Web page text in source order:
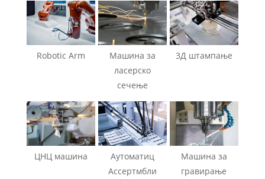
Robotic Arm
Машина за
ласерско
сечење
3Д штампање
ЦНЦ машина
Аутоматиц
Ассертмбли
Машина за
гравирање